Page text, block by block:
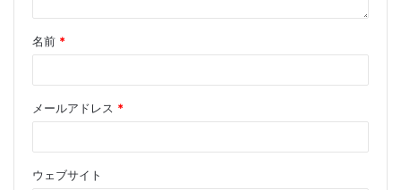
Tags
名前 *
メールアドレス *
ウェブサイト